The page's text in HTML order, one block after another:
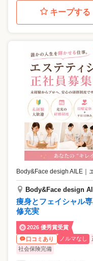
キープする
Body&Face desigh AILE ｜
Body&Face design
痩身とフェイシャル
修充実
2026 優秀賞受賞
口コミあり
ノルマなし
社会保険完備